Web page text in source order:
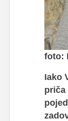
foto:
Iako
priča